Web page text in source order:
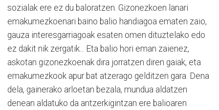
sozialak ere ez du baloratzen. Gizonezkoen lanari
emakumezkoenari baino balio handiagoa ematen zaio,
gauza interesgarriagoak esaten omen dituztelako edo
ez dakit nik zergatik... Eta balio hori eman zaienez,
askotan gizonezkoenak dira jorratzen diren gaiak, eta
emakumezkook apur bat atzerago gelditzen gara. Dena
dela, gainerako arloetan bezala, mundua aldatzen
denean aldatuko da antzerkigintzan ere balioaren